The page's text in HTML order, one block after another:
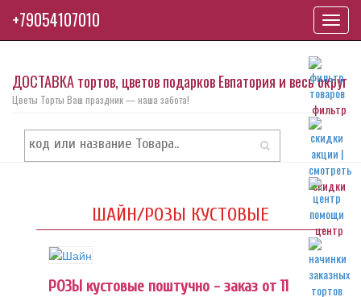
фильтр
скидки
центр
ДОСТАВКА тортов, цветов подарков Евпатория и весь округ
Цветы Торты Ваш праздник — наша забота!
ШАЙН/РОЗЫ КУСТОВЫЕ
РОЗЫ кустовые поштучно - заказ от 11
+79054107010